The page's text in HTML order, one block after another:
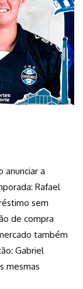
anunciar a
Rafael
sem
de compra
também
Gabriel
mesmas